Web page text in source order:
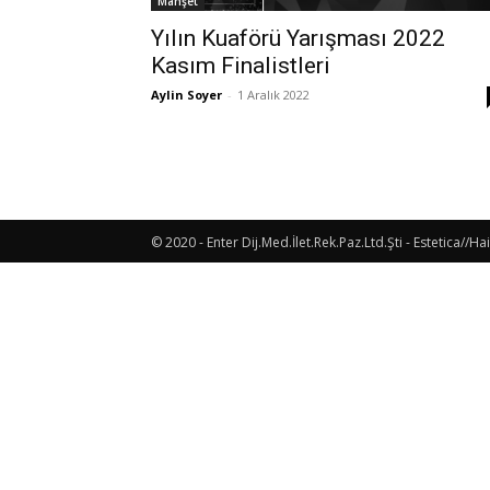
Yılın Kuaförü Yarışması 2022
Kasım Finalistleri
Aylin Soyer - 1 Aralık 2022
© 2020 - Enter Dij.Med.İlet.Rek.Paz.Ltd.Şti - Estetica//